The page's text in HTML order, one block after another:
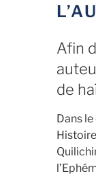
Afin
de
Dans